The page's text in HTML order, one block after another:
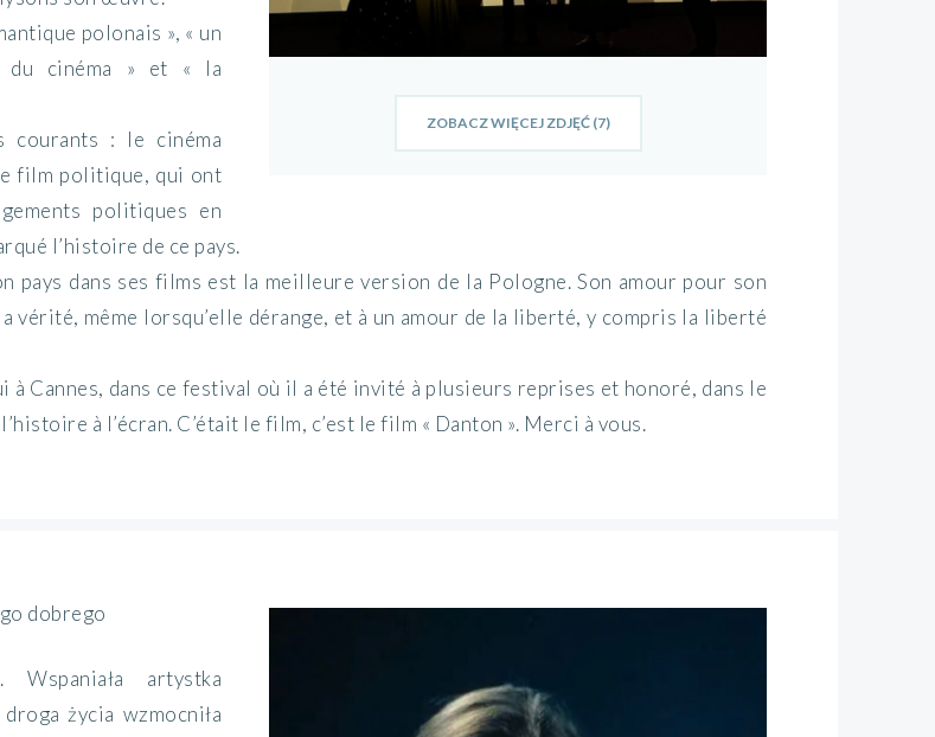
ZOBACZ WIĘCEJ ZDJĘĆ (7)
polonais », « un
du cinéma » et « la
courants : le cinéma
film politique, qui ont
politiques en
l’histoire de ce pays.
pays dans ses films est la meilleure version de la Pologne. Son amour pour son
vérité, même lorsqu’elle dérange, et à un amour de la liberté, y compris la liberté
à Cannes, dans ce festival où il a été invité à plusieurs reprises et honoré, dans le
à l’écran. C’était le film, c’est le film « Danton ». Merci à vous.
dobrego
Wspaniała artystka
życia wzmocniła